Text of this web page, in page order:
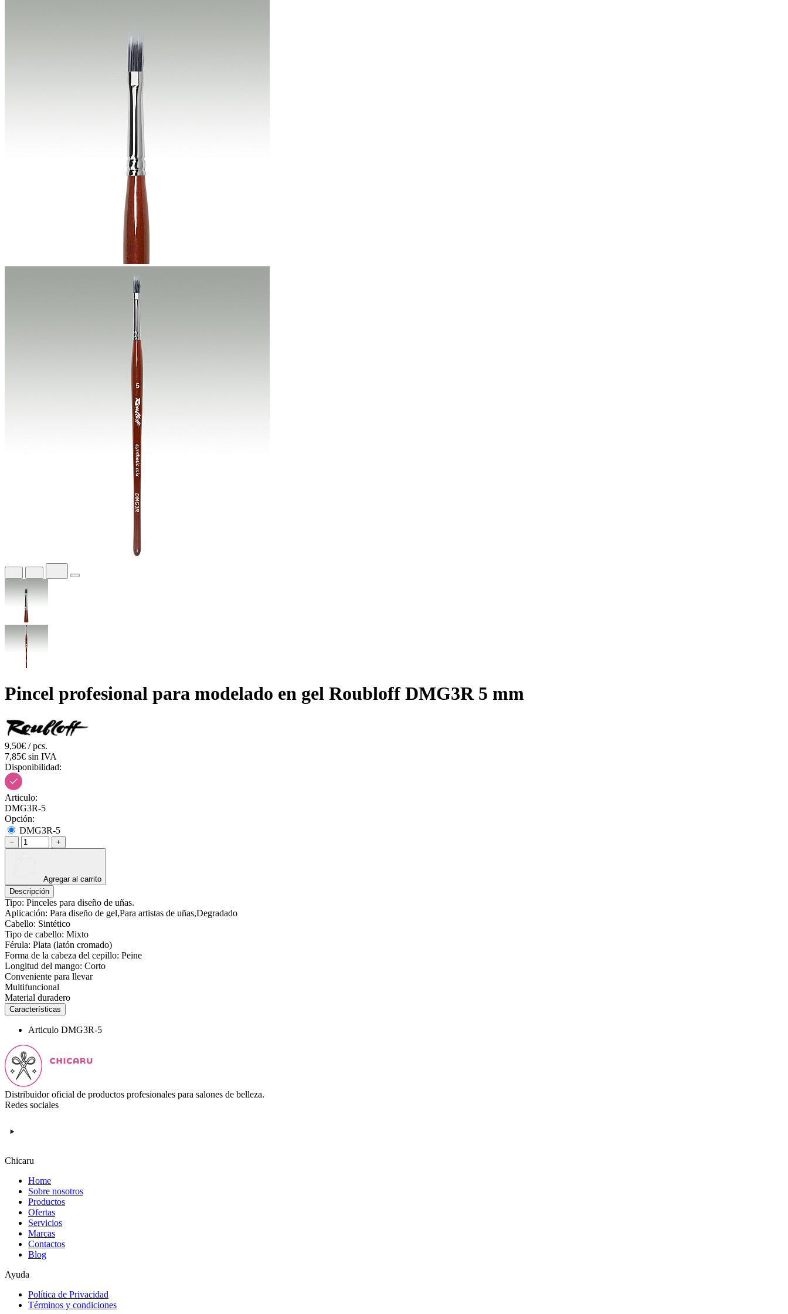
Pincel profesional para modelado en gel Roubloff DMG3R 5 mm
9,50€ / pcs.
7,85€ sin IVA
Disponibilidad:
Articulo:
DMG3R-5
Opción:
DMG3R-5
− +
Agregar al carrito
Descripción
Tipo: Pinceles para diseño de uñas.
Aplicación: Para diseño de gel,Para artistas de uñas,Degradado
Cabello: Sintético
Tipo de cabello: Mixto
Férula: Plata (latón cromado)
Forma de la cabeza del cepillo: Peine
Longitud del mango: Corto
Conveniente para llevar
Multifuncional
Material duradero
Características
Articulo DMG3R-5
Distribuidor oficial de productos profesionales para salones de belleza.
Redes sociales
Chicaru
Home
Sobre nosotros
Productos
Ofertas
Servicios
Marcas
Contactos
Blog
Ayuda
Política de Privacidad
Términos y condiciones